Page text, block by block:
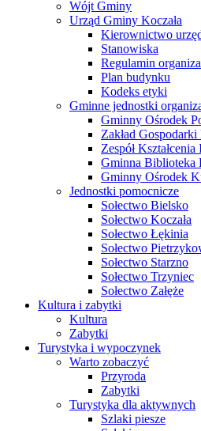
Wójt Gminy
Urząd Gminy Koczała
Kierownictwo
Stanowiska
Regulamin
Plan budynku
Kodeks etyki
Gminne jednostki
Gminny Ośrodek
Zakład
Zespół
Gminna Biblioteka
Gminny Ośrodek
Jednostki pomocnicze
Sołectwo Bielsko
Sołectwo Koczała
Sołectwo Łękinia
Sołectwo
Sołectwo Starzno
Sołectwo Trzyniec
Sołectwo Załęże
Kultura i zabytki
Kultura
Zabytki
Turystyka i wypoczynek
Warto zobaczyć
Przyroda
Zabytki
Turystyka dla aktywnych
Szlaki piesze